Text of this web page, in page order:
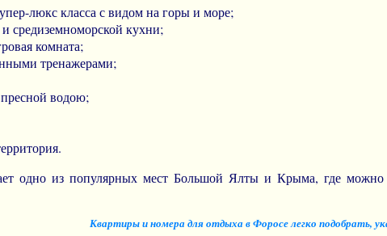
люкс класса с видом на горы и море;
средиземноморской кухни;
комната;
тренажерами;
водою;
одно из популярных мест Большой Ялты и Крыма, где можно
Квартиры и номера для отдыха вФороселегко подобрать,